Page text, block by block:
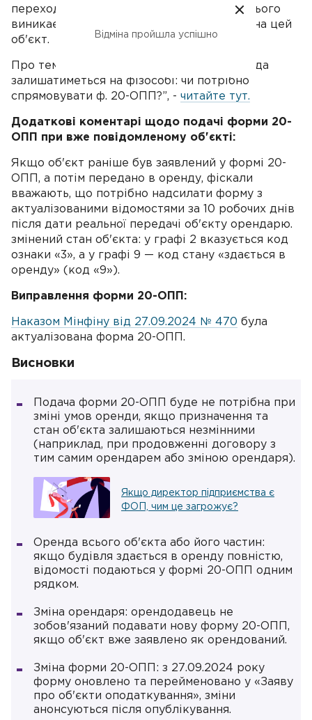
переходить до нового орендаря, саме у нього
виникає обов'язок подачі форми 20-ОПП на цей
об'єкт.
Про тему - “ФОП ліквідуватиметься, оренда
залишатиметься на фізособі: чи потрібно
спрямовувати ф. 20-ОПП?”, - читайте тут.
Додаткові коментарі щодо подачі форми 20-
ОПП при вже повідомленому об'єкті:
Якщо об'єкт раніше був заявлений у формі 20-
ОПП, а потім передано в оренду, фіскали
вважають, що потрібно надсилати форму з
актуалізованими відомостями за 10 робочих днів
після дати реальної передачі об'єкту орендарю.
змінений стан об'єкта: у графі 2 вказується код
ознаки «3», а у графі 9 — код стану «здається в
оренду» (код «9»).
Виправлення форми 20-ОПП:
Наказом Мінфіну від 27.09.2024 № 470 була
актуалізована форма 20-ОПП.
Висновки
Подача форми 20-ОПП буде не потрібна при
зміні умов оренди, якщо призначення та
стан об'єкта залишаються незмінними
(наприклад, при продовженні договору з
тим самим орендарем або зміною орендаря).
Якщо директор підприємства є
ФОП, чим це загрожує?
Оренда всього об'єкта або його частин:
якщо будівля здається в оренду повністю,
відомості подаються у формі 20-ОПП одним
рядком.
Зміна орендаря: орендодавець не
зобов'язаний подавати нову форму 20-ОПП,
якщо об'єкт вже заявлено як орендований.
Зміна форми 20-ОПП: з 27.09.2024 року
форму оновлено та перейменовано у «Заяву
про об'єкти оподаткування», зміни
анонсуються після опублікування.
Відміна пройшла успішно